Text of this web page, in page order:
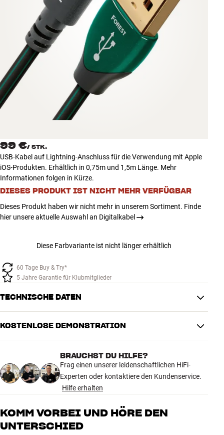
Zubehör
INSPIRATION
MARKEN
NEUHEITEN
ANGEBOTE
Kundendienst
Anmelden
Kundendienst
Bauen mit Klang
99 €/ STK.
USB-Kabel auf Lightning-Anschluss für die Verwendung mit Apple
iOS-Produkten. Erhältlich in 0,75m und 1,5m Länge. Mehr
Informationen folgen in Kürze.
DIESES PRODUKT IST NICHT MEHR VERFÜGBAR
Dieses Produkt haben wir nicht mehr in unserem Sortiment. Finde
hier unsere aktuelle Auswahl an Digitalkabel
Diese Farbvariante ist nicht länger erhältlich
60 Tage Buy & Try*
5 Jahre Garantie für Klubmitglieder
TECHNISCHE DATEN
MASSE UND DESIGN
Farbe
Modell / Variante
1,5 Meter
Gewicht der Verpackung (kg)
0,12
KOSTENLOSE DEMONSTRATION
BRAUCHST DU HILFE?
Frag einen unserer leidenschaftlichen HiFi-
Experten oder kontaktiere den Kundenservice.
Hilfe erhalten
KOMM VORBEI UND HÖRE DEN
UNTERSCHIED